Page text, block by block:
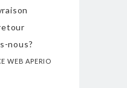
nous?
WEB APERIO